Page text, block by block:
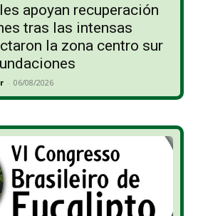
apoyan recuperación
tras las intensas
la zona centro sur
- 06/08/2026